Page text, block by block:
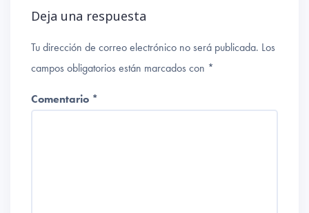
Deja una respuesta
Tu dirección de correo electrónico no será publicada. Los
campos obligatorios están marcados con *
Comentario *